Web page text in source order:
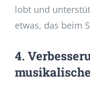
lobt und
etwas, das beim
4.